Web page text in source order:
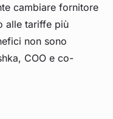
cambiare fornitore
alle tariffe più
non sono
COO e co-